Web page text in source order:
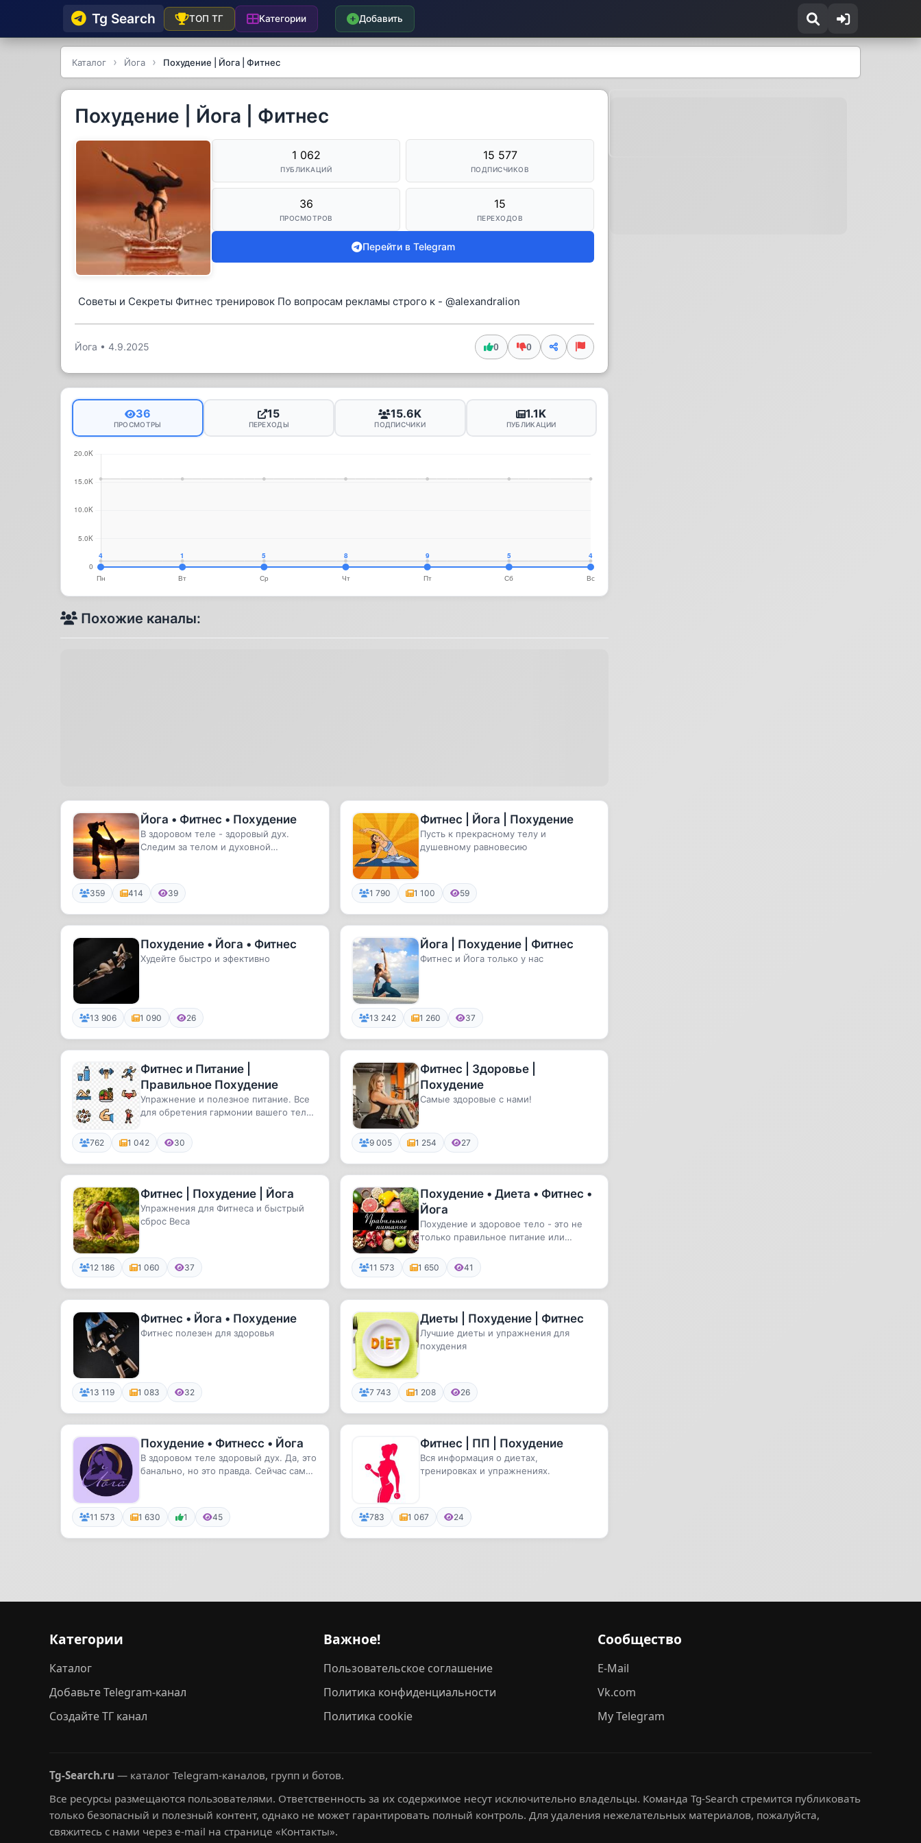
Tg Searсh ТОП ТГ Категории Добавить
Каталог Йога Похудение | Йога | Фитнес
Похудение | Йога | Фитнес
1 062
ПУБЛИКАЦИЙ
15 577
ПОДПИСЧИКОВ
36
ПРОСМОТРОВ
15
ПЕРЕХОДОВ
Перейти в Telegram
Советы и Секреты Фитнес тренировок По вопросам рекламы строго к - @alexandralion
Йога • 4.9.2025 0 0
36
ПРОСМОТРЫ
15
ПЕРЕХОДЫ
15.6K
ПОДПИСЧИКИ
1.1K
ПУБЛИКАЦИИ
Похожие каналы:
Йога • Фитнес • Похудение
В здоровом теле - здоровый дух.
Следим за телом и духовной
359 414 39
Фитнес | Йога | Похудение
Пусть к прекрасному телу и
душевному равновесию
1 790 1 100 59
Похудение • Йога • Фитнес
Худейте быстро и эфективно
13 906 1 090 26
Йога | Похудение | Фитнес
Фитнес и Йога только у нас
13 242 1 260 37
Фитнес и Питание |
Правильное Похудение
Упражнение и полезное питание. Все
для обретения гармонии вашего тела.
762 1 042 30
Фитнес | Здоровье |
Похудение
Самые здоровые с нами!
9 005 1 254 27
Фитнес | Похудение | Йога
Упражнения для Фитнеса и быстрый
сброс Веса
12 186 1 060 37
Похудение • Диета • Фитнес •
Йога
Похудение и здоровое тело - это не
только правильное питание или
11 573 1 650 41
Фитнес • Йога • Похудение
Фитнес полезен для здоровья
13 119 1 083 32
Диеты | Похудение | Фитнес
Лучшие диеты и упражнения для
похудения
7 743 1 208 26
Похудение • Фитнесс • Йога
В здоровом теле здоровый дух. Да, это
банально, но это правда. Сейчас самое
11 573 1 630 1 45
Фитнес | ПП | Похудение
Вся информация о диетах,
тренировках и упражнениях.
783 1 067 24
Категории
Каталог
Добавьте Telegram-канал
Создайте ТГ канал
Важное!
Пользовательское соглашение
Политика конфиденциальности
Политика cookie
Сообщество
E-Mail
Vk.com
My Telegram
Tg-Search.ru — каталог Telegram-каналов, групп и ботов.
Все ресурсы размещаются пользователями. Ответственность за их содержимое несут исключительно владельцы. Команда Tg-Search стремится публиковать
только безопасный и полезный контент, однако не может гарантировать полный контроль. Для удаления нежелательных материалов, пожалуйста,
свяжитесь с нами через e-mail на странице «Контакты».